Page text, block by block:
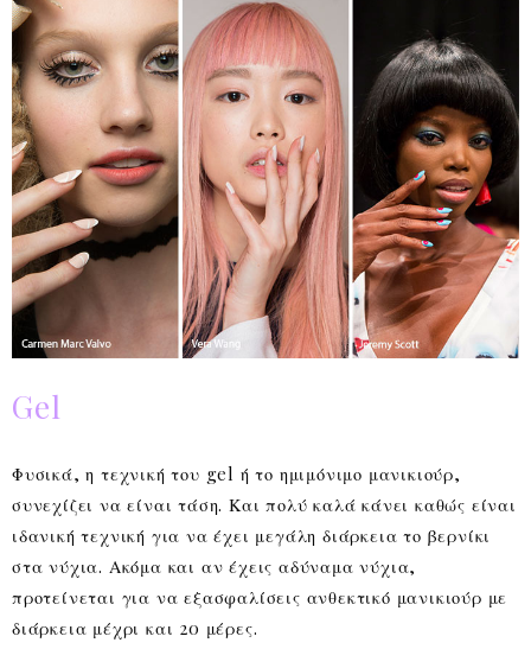
Gel
Φυσικά, η τεχνική του gel ή το ημιμόνιμο μανικιούρ,
συνεχίζει να είναι τάση. Και πολύ καλά κάνει καθώς είναι
ιδανική τεχνική για να έχει μεγάλη διάρκεια το βερνίκι
στα νύχια. Ακόμα και αν έχεις αδύναμα νύχια,
προτείνεται για να εξασφαλίσεις ανθεκτικό μανικιούρ με
διάρκεια μέχρι και 20 μέρες.